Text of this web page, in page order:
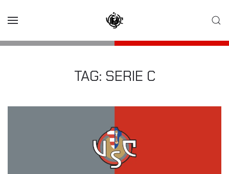
TAG: SERIE C